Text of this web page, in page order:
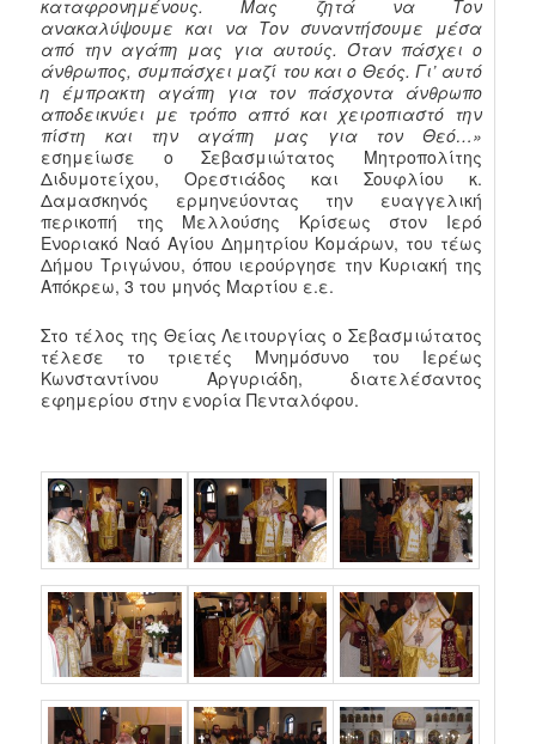
καταφρονημένους. Μας ζητά να Τον
ανακαλύψουμε και να Τον συναντήσουμε μέσα
από την αγάπη μας για αυτούς. Όταν πάσχει ο
άνθρωπος, συμπάσχει μαζί του και ο Θεός. Γι’ αυτό
η έμπρακτη αγάπη για τον πάσχοντα άνθρωπο
αποδεικνύει με τρόπο απτό και χειροπιαστό την
πίστη και την αγάπη μας για τον Θεό…»
εσημείωσε ο Σεβασμιώτατος Μητροπολίτης
Διδυμοτείχου, Ορεστιάδος και Σουφλίου κ.
Δαμασκηνός ερμηνεύοντας την ευαγγελική
περικοπή της Μελλούσης Κρίσεως στον Ιερό
Ενοριακό Ναό Αγίου Δημητρίου Κομάρων, του τέως
Δήμου Τριγώνου, όπου ιερούργησε την Κυριακή της
Απόκρεω, 3 του μηνός Μαρτίου ε.ε.
Στο τέλος της Θείας Λειτουργίας ο Σεβασμιώτατος
τέλεσε το τριετές Μνημόσυνο του Ιερέως
Κωνσταντίνου Αργυριάδη, διατελέσαντος
εφημερίου στην ενορία Πενταλόφου.